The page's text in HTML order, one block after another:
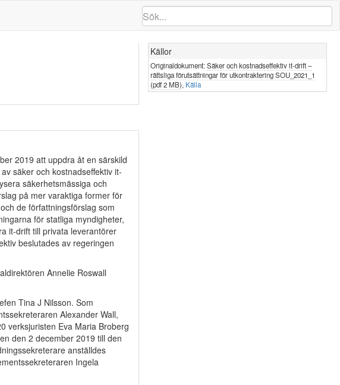
Källor
Originaldokument:Säker och kostnadseffektiv it-drift –
rättsliga förutsättningar för utkontraktering SOU_2021_1
(pdf 2 MB), Källa
2019 att uppdra åt en särskild
säker och kostnadseffektiv it-
säkerhetsmässiga och
på mer varaktiga former för
de författningsförslag som
för statliga myndigheter,
it-drift till privata leverantörer
beslutades av regeringen
Annelie Roswall
Tina J Nilsson. Som
Alexander Wall,
verksjuristen Eva Maria Broberg
den 2 december 2019 till den
anställdes
Ingela